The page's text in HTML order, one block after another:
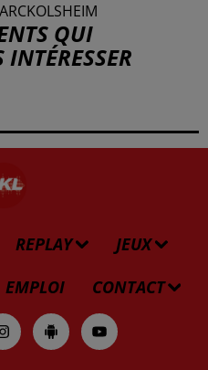
QUI
REPLAY
JEUX
EMPLOI CONTACT